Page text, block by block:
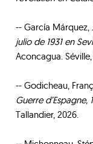
-- García Márquez,
julio de 1931 en
Aconcagua. Séville,
-- Godicheau,
Guerre d’Espagne,
Tallandier, 2026.